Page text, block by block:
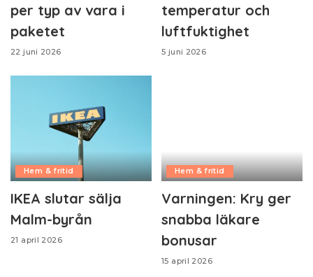
per typ av vara i
paketet
22 juni 2026
temperatur och
luftfuktighet
5 juni 2026
Hem & fritid
IKEA slutar sälja
Malm-byrån
21 april 2026
Hem & fritid
Varningen: Kry ger
snabba läkare
bonusar
15 april 2026